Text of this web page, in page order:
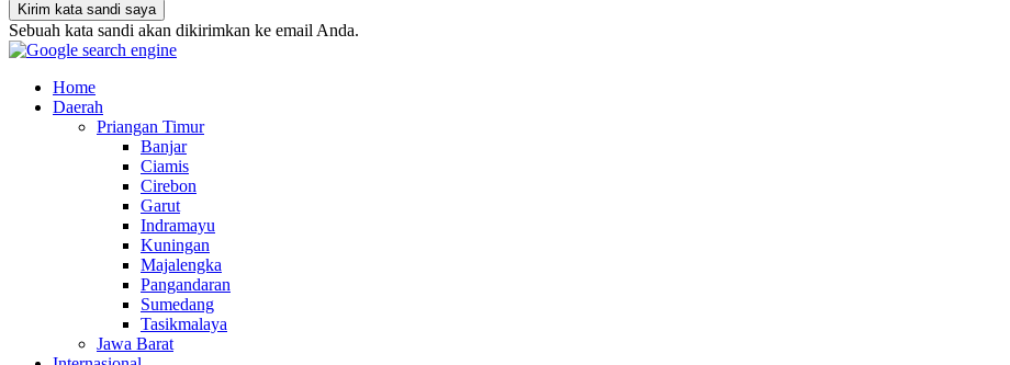
Sebuah kata sandi akan dikirimkan ke email Anda.
Home
Daerah
Priangan Timur
Banjar
Ciamis
Cirebon
Garut
Indramayu
Kuningan
Majalengka
Pangandaran
Sumedang
Tasikmalaya
Jawa Barat